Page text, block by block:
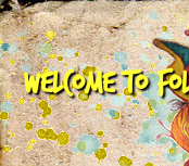
Welcome to